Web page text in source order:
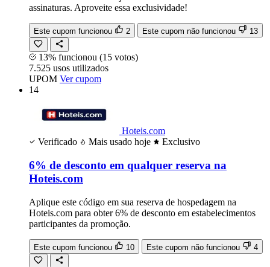
assinaturas. Aproveite essa exclusividade!
Este cupom funcionou 2 Este cupom não funcionou 13
13% funcionou (15 votos)
7.525 usos utilizados
UPOM Ver cupom
14
Hoteis.com
Verificado
Mais usado hoje Exclusivo
6% de desconto em qualquer reserva na
Hoteis.com
Aplique este código em sua reserva de hospedagem na
Hoteis.com para obter 6% de desconto em estabelecimentos
participantes da promoção.
Este cupom funcionou 10 Este cupom não funcionou 4